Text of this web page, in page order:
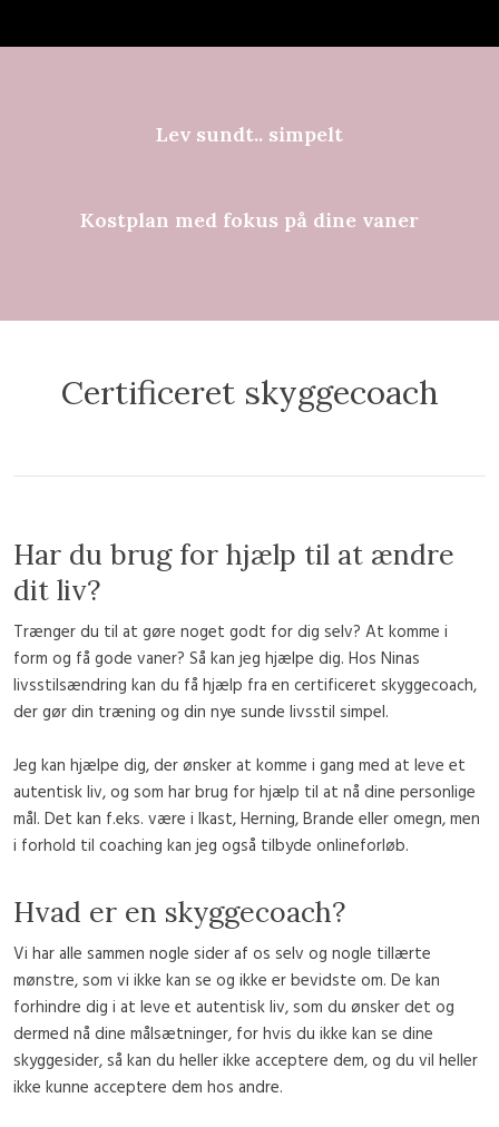
Lev sundt.. simpelt
Kostplan med fokus på dine vaner
Certificeret skyggecoach
Har du brug for hjælp til at ændre
dit liv?
Trænger du til at gøre noget godt for dig selv? At komme i
form og få gode vaner? Så kan jeg hjælpe dig. Hos Ninas
livsstilsændring kan du få hjælp fra en certificeret skyggecoach,
der gør din træning og din nye sunde livsstil simpel.
Jeg kan hjælpe dig, der ønsker at komme i gang med at leve et
autentisk liv, og som har brug for hjælp til at nå dine personlige
mål. Det kan f.eks. være i Ikast, Herning, Brande eller omegn, men
i forhold til coaching kan jeg også tilbyde onlineforløb.
Hvad er en skyggecoach?
Vi har alle sammen nogle sider af os selv og nogle tillærte
mønstre, som vi ikke kan se og ikke er bevidste om. De kan
forhindre dig i at leve et autentisk liv, som du ønsker det og
dermed nå dine målsætninger, for hvis du ikke kan se dine
skyggesider, så kan du heller ikke acceptere dem, og du vil heller
ikke kunne acceptere dem hos andre.